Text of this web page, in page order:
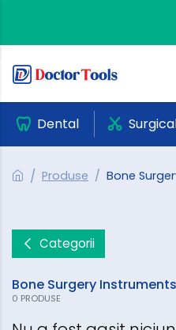
Dental
Produse Bone
Categorii
Bone Surgery Instruments
0 PRODUSE